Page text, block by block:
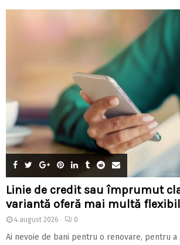
Linie de credit sau împrumut
variantă oferă mai multă
4 august 2026 0
Ai nevoie de bani pentru o renovare, pentru